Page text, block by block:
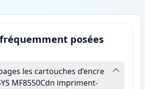
posées
les cartouches d’encre
MF8550Cdn impriment-